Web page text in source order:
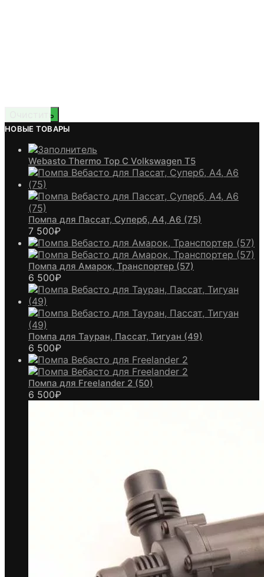
Очистить
НОВЫЕ ТОВАРЫ
Webasto Thermo Top C Volkswagen T5
Помпа для Пассат, Суперб, А4, А6 (75)
7 500₽
Помпа для Амарок, Транспортер (57)
6 500₽
Помпа для Тауран, Пассат, Тигуан (49)
6 500₽
Помпа для Freelander 2 (50)
6 500₽